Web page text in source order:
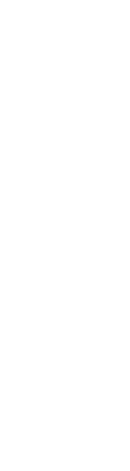
Martin s Theatre
British Empire«.